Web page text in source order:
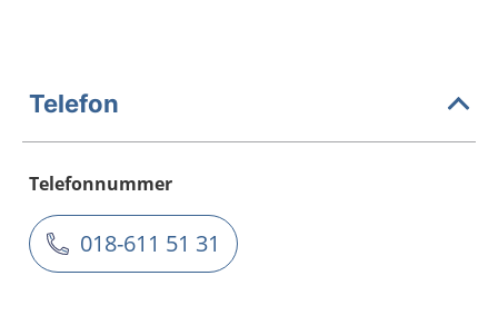
Telefon
Telefonnummer
018-611 51 31